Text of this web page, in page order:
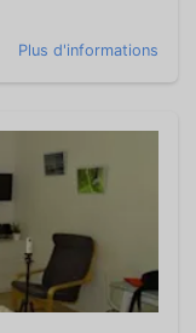
Plus d'informations